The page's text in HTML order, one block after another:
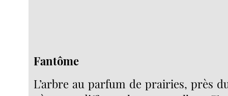
Fantôme
L’arbre au parfum de prairies, près